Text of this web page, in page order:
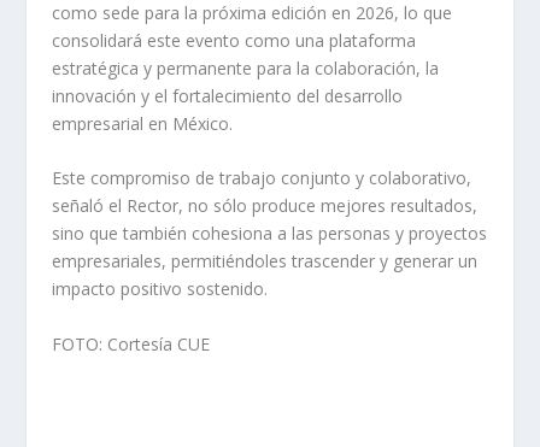
como sede para la próxima edición en 2026, lo que
consolidará este evento como una plataforma
estratégica y permanente para la colaboración, la
innovación y el fortalecimiento del desarrollo
empresarial en México.
Este compromiso de trabajo conjunto y colaborativo,
señaló el Rector, no sólo produce mejores resultados,
sino que también cohesiona a las personas y proyectos
empresariales, permitiéndoles trascender y generar un
impacto positivo sostenido.
FOTO: Cortesía CUE